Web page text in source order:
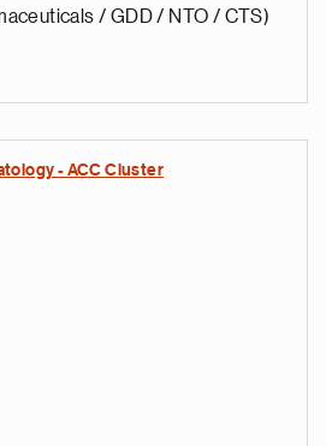
/ GDD / NTO / CTS)
- ACC Cluster